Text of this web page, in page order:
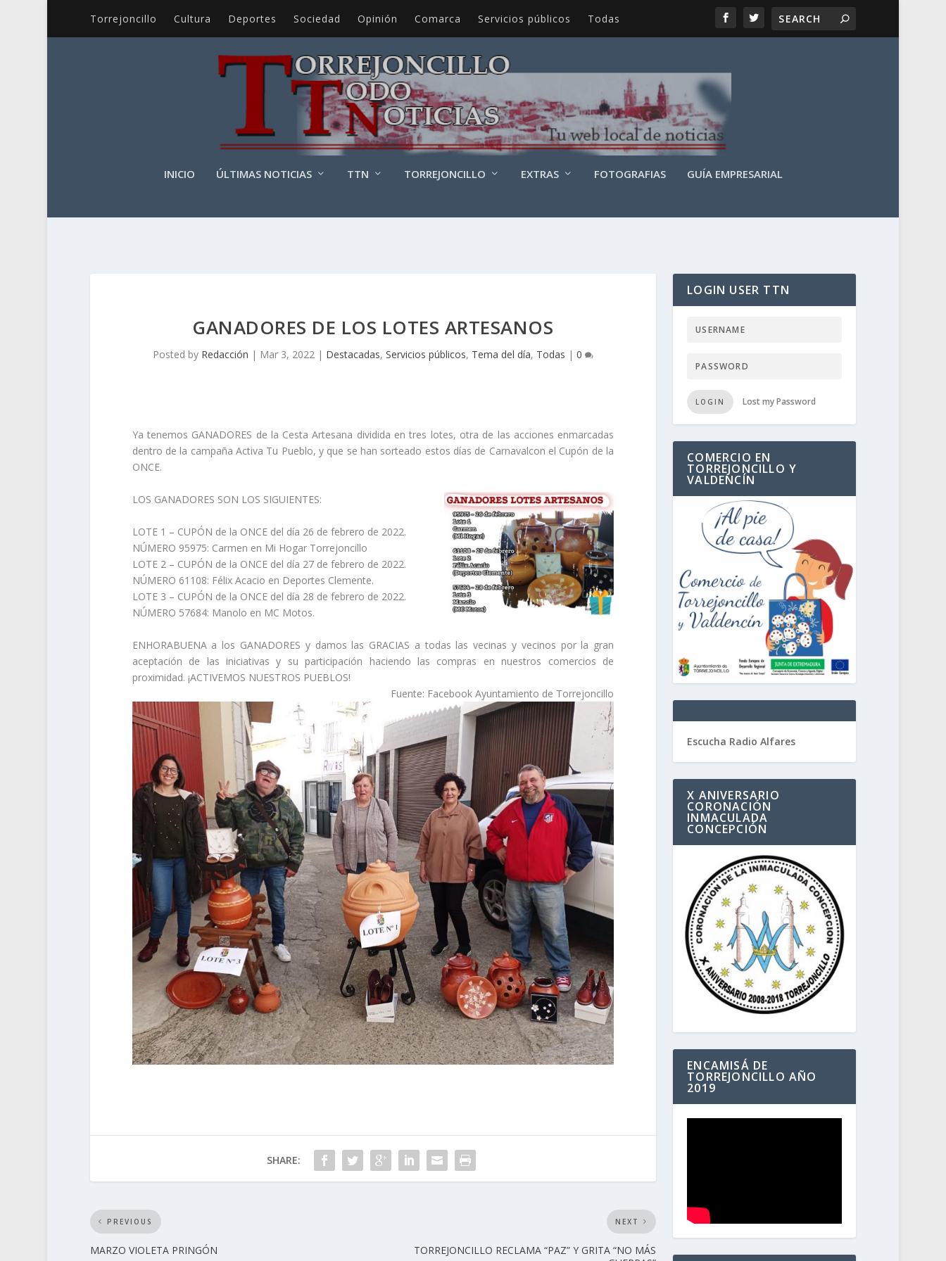
Torrejoncillo Cultura Deportes Sociedad Opinión Comarca Servicios públicos Todas
INICIO ÚLTIMAS NOTICIAS TTN TORREJONCILLO EXTRAS FOTOGRAFIAS GUÍA EMPRESARIAL
GANADORES DE LOS LOTES ARTESANOS
Posted by Redacción | Mar 3, 2022| Destacadas, Servicios públicos, Tema del día, Todas | 0
Ya tenemos GANADORES de la Cesta Artesana dividida en tres lotes, otra de las acciones enmarcadas
dentro de la campaña Activa Tu Pueblo, y que se han sorteado estos días de Carnavalcon el Cupón de la
ONCE.
LOS GANADORES SON LOS SIGUIENTES:
LOTE 1 – CUPÓN de la ONCE del día 26 de febrero de 2022.
NÚMERO 95975: Carmen en Mi Hogar Torrejoncillo
LOTE 2 – CUPÓN de la ONCE del día 27 de febrero de 2022.
NÚMERO 61108: Félix Acacio en Deportes Clemente.
LOTE 3 – CUPÓN de la ONCE del día 28 de febrero de 2022.
NÚMERO 57684: Manolo en MC Motos.
ENHORABUENA a los GANADORES y damos las GRACIAS a todas las vecinas y vecinos por la gran
aceptación de las iniciativas y su participación haciendo las compras en nuestros comercios de
proximidad. ¡ACTIVEMOS NUESTROS PUEBLOS!
Fuente: Facebook Ayuntamiento de Torrejoncillo
SHARE:
PREVIOUS
MARZO VIOLETA PRINGÓN
NEXT
TORREJONCILLO RECLAMA “PAZ” Y GRITA “NO MÁS
LOGIN USER TTN
LOGIN Lost my Password
COMERCIO EN
TORREJONCILLO Y
VALDENCÍN
Escucha Radio Alfares
X ANIVERSARIO
CORONACIÓN
INMACULADA
CONCEPCIÓN
ENCAMISÁ DE
TORREJONCILLO AÑO
2019